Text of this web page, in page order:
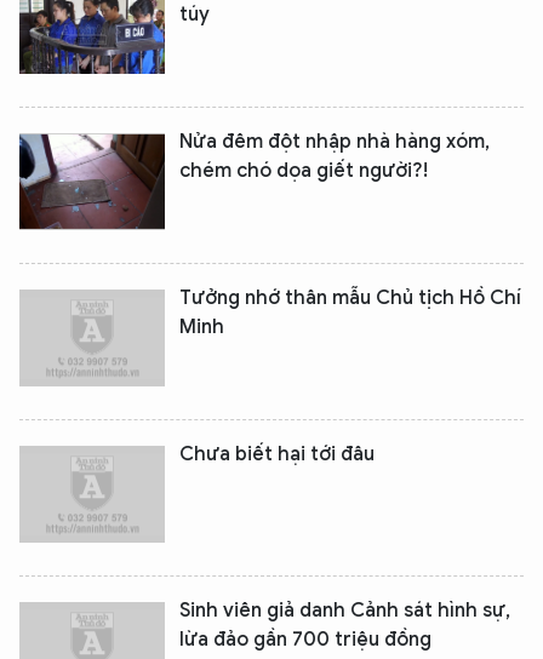
túy
Nửa đêm đột nhập nhà hàng xóm,
chém chó dọa giết người?!
Tưởng nhớ thân mẫu Chủ tịch Hồ Chí
Minh
Chưa biết hại tới đâu
Sinh viên giả danh Cảnh sát hình sự,
lừa đảo gần 700 triệu đồng
XIN CHÀO,
TÔI LÀ CHATBOT CỦA
Hãy hỏi tôi bất kỳ điều gì bạn cần biết về